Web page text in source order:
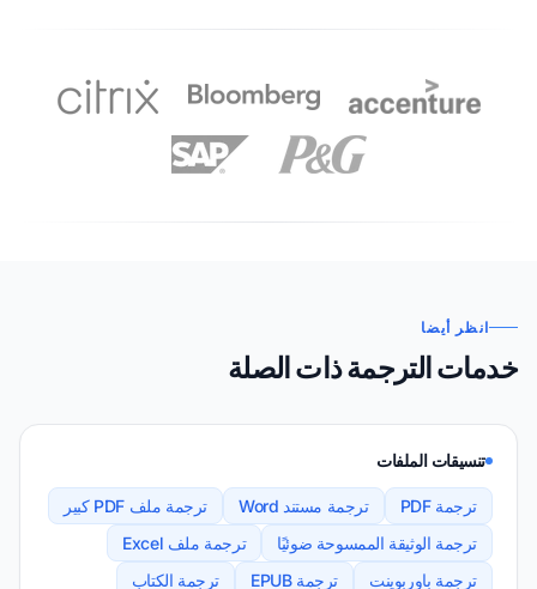
انظر أيضا
خدمات الترجمة ذات الصلة
تنسيقات الملفات
ترجمة PDF ترجمة مستند Word
ترجمة ملف PDF كبير
ترجمة الوثيقة الممسوحة ضوئيًا
ترجمة ملف Excel
ترجمة باوربوينت
ترجمة EPUB
ترجمة الكتاب